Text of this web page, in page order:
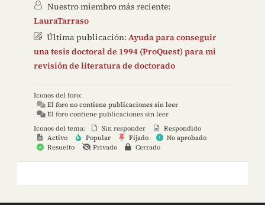
Nuestro miembro más reciente:
LauraTarraso
Última publicación: Ayuda para conseguir
una tesis doctoral de 1994 (ProQuest) para mi
revisión de literatura de doctorado
Iconos del foro:
El foro no contiene publicaciones sin leer
El foro contiene publicaciones sin leer
Iconos del tema:
Sin responder
Respondido
Activo
Popular Fijado
No aprobado
Resuelto
Privado Cerrado